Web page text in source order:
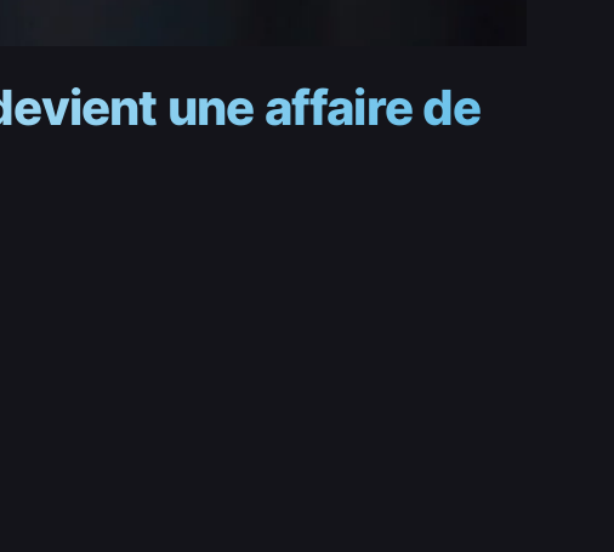
une affaire de